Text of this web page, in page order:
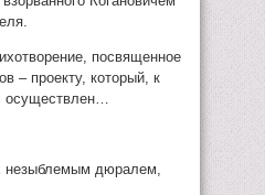
посвященное
– проекту, который, к
осуществлен…
незыблемым дюралем,